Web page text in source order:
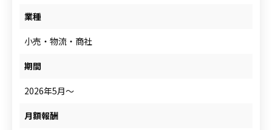
案件について相談
業種
小売・物流・商社
期間
2026年5月～
月額報酬